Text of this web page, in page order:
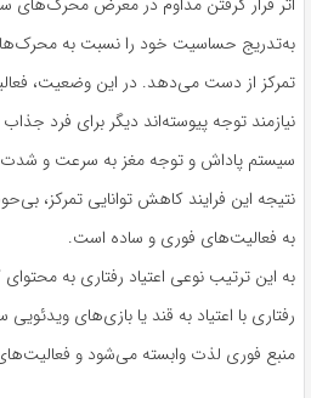
به‌تدریج حساسیت خود را نسبت به
تمرکز از دست می‌دهد. در این وضعیت،
نیازمند توجه پیوسته‌اند دیگر برای فرد
سیستم پاداش و توجه مغز به سرعت و
نتیجه این فرایند کاهش توانایی تمرکز،
به فعالیت‌های فوری و ساده است.
به این ترتیب نوعی اعتیاد رفتاری به
رفتاری با اعتیاد به قند یا بازی‌های
منبع فوری لذت وابسته می‌شود و فعالیت‌های